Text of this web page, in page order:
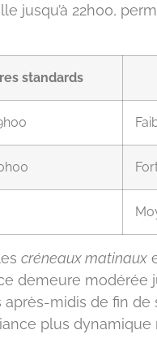
jusqu’à 22h00,
standards
créneaux matinaux
demeure modérée
midis de fin
plus